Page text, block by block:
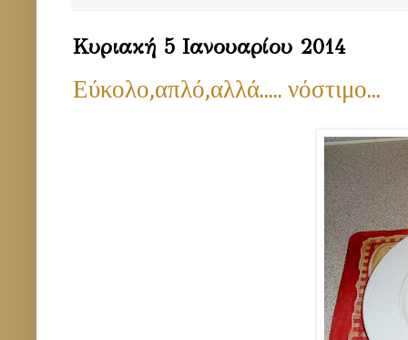
Κυριακή 5 Ιανουαρίου 2014
Εύκολο,απλό,αλλά..... νόστιμο...